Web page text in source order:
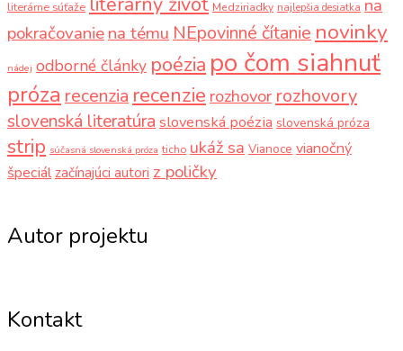
literárne súťaže Medziriadky najlepšia desiatka na
pokračovaniena tému NEpovinné čítanie novinky
nádej odborné články poézia po čom siahnuť
próza recenzia recenzie rozhovor rozhovory
slovenská literatúra slovenská poézia slovenská próza
strip súčasná slovenská próza ticho ukáž sa Vianoce vianočný
špeciál začínajúci autori z poličky
Autor projektu
Kontakt